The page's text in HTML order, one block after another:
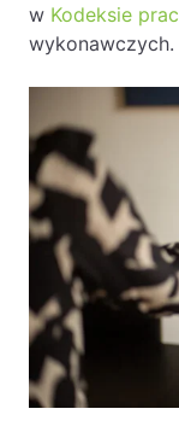
w Kodeksie
wykonawczych.